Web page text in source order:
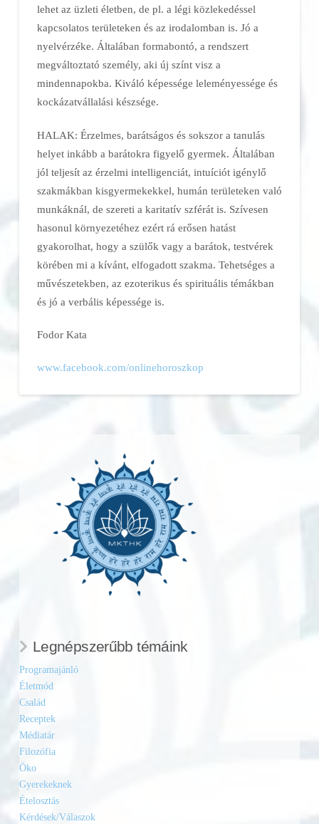
lehet az üzleti életben, de pl. a légi közlekedéssel
kapcsolatos területeken és az irodalomban is. Jó a
nyelvérzéke. Általában formabontó, a rendszert
megváltoztató személy, aki új színt visz a
mindennapokba. Kiváló képessége leleményessége és
kockázatvállalási készsége.
HALAK: Érzelmes, barátságos és sokszor a tanulás
helyet inkább a barátokra figyelő gyermek. Általában
jól teljesít az érzelmi intelligenciát, intuíciót igénylő
szakmákban kisgyermekekkel, humán területeken való
munkáknál, de szereti a karitatív szférát is. Szívesen
hasonul környezetéhez ezért rá erősen hatást
gyakorolhat, hogy a szülők vagy a barátok, testvérek
körében mi a kívánt, elfogadott szakma. Tehetséges a
művészetekben, az ezoterikus és spirituális témákban
és jó a verbális képessége is.
Fodor Kata
www.facebook.com/onlinehoroszkop
Legnépszerűbb témáink
Programajánló
Életmód
Család
Receptek
Médiatár
Filozófia
Öko
Gyerekeknek
Ételosztás
Kérdések/Válaszok